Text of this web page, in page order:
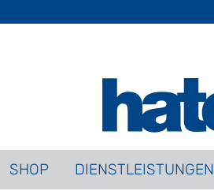
SHOP DIENSTLEISTUNGEN